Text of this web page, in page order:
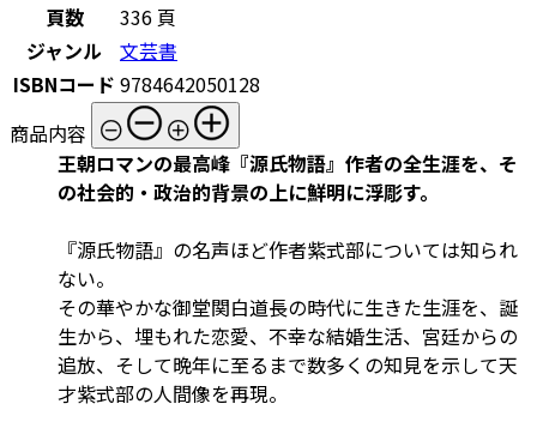
頁数
336 頁
ジャンル
文芸書
ISBNコード 9784642050128
商品内容
王朝ロマンの最高峰『源氏物語』作者の全生涯を、そ
の社会的・政治的背景の上に鮮明に浮彫す。
『源氏物語』の名声ほど作者紫式部については知られ
ない。
その華やかな御堂関白道長の時代に生きた生涯を、誕
生から、埋もれた恋愛、不幸な結婚生活、宮廷からの
追放、そして晩年に至るまで数多くの知見を示して天
才紫式部の人間像を再現。